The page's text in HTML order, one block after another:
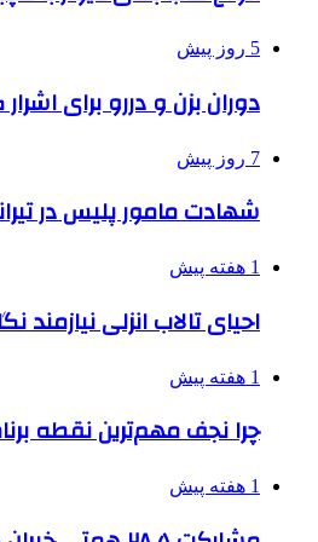
5 روز پیش
دوران بزن و دررو برای
7 روز پیش
شهادت مامور پلیس در
1 هفته پیش
احیای تالاب انزلی نیازمند
1 هفته پیش
چرا نجف مهم‌ترین نقطه
1 هفته پیش